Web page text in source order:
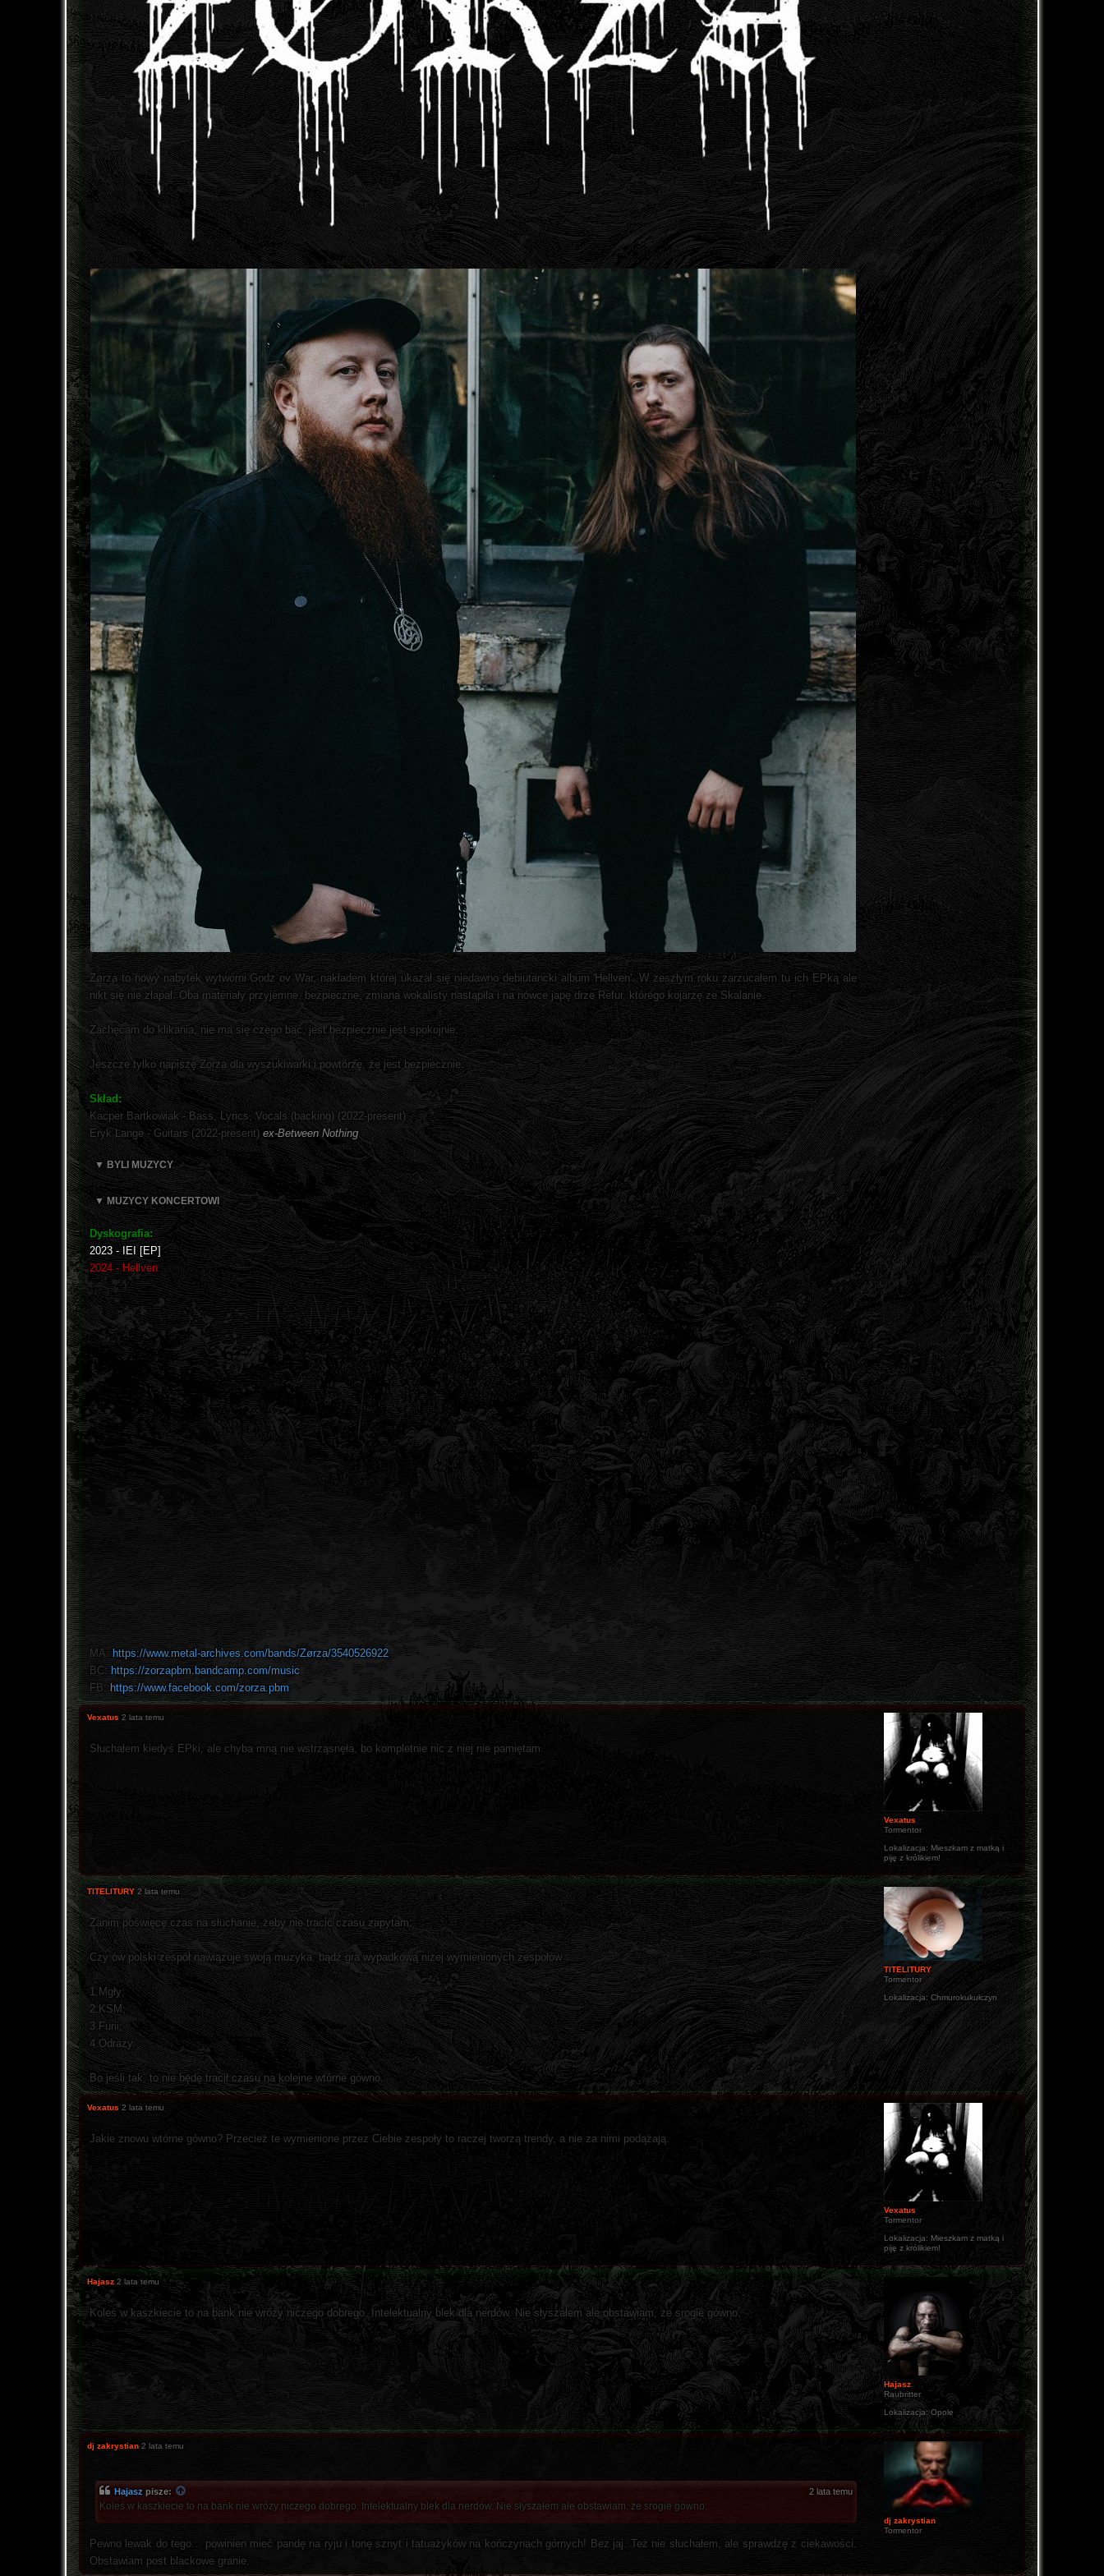
Zørza to nowy nabytek wytwórni Godz ov War, nakładem której ukazał się niedawno debiutancki album 'Hellven'. W zeszłym roku zarzucałem tu ich EPką ale
nikt się nie złapał. Oba materiały przyjemne, bezpieczne, zmiana wokalisty nastąpiła i na nówce japę drze Refur, którego kojarzę ze Skalanie.
Zachęcam do klikania, nie ma się czego bać, jest bezpiecznie jest spokojnie.
Jeszcze tylko napiszę Zorza dla wyszukiwarki i powtórzę, że jest bezpiecznie.
Skład:
Kacper Bartkowiak - Bass, Lyrics, Vocals (backing) (2022-present)
Eryk Lange - Guitars (2022-present) ex-Between Nothing
▼ BYLI MUZYCY
▼ MUZYCY KONCERTOWI
Dyskografia:
2023 - IEI [EP]
2024 - Hellven
MA: https://www.metal-archives.com/bands/Zørza/3540526922
BC: https://zorzapbm.bandcamp.com/music
FB: https://www.facebook.com/zorza.pbm
Vexatus
Tormentor
Lokalizacja: Mieszkam z matką i
piję z królikiem!
Vexatus 2 lata temu
Słuchałem kiedyś EPki, ale chyba mną nie wstrząsnęła, bo kompletnie nic z niej nie pamiętam.
TITELITURY
Tormentor
Lokalizacja: Chmurokukułczyn
TITELITURY 2 lata temu
Zanim poświęcę czas na słuchanie, żeby nie tracić czasu zapytam:
Czy ów polski zespół nawiązuje swoją muzyka, bądź gra wypadkową niżej wymienionych zespołów :
1.Mgły;
2.KSM;
3.Furii;
4.Odrazy.
Bo jeśli tak, to nie będę tracił czasu na kolejne wtórne gówno.
Vexatus
Tormentor
Lokalizacja: Mieszkam z matką i
piję z królikiem!
Vexatus 2 lata temu
Jakie znowu wtórne gówno? Przecież te wymienione przez Ciebie zespoły to raczej tworzą trendy, a nie za nimi podążają.
Hajasz
Raubritter
Lokalizacja:Opole
Hajasz 2 lata temu
Koleś w kaszkiecie to na bank nie wróży niczego dobrego. Intelektualny blek dla nerdów. Nie słyszałem ale obstawiam, że srogie gówno.
dj zakrystian
Tormentor
dj zakrystian 2 lata temu
Hajasz pisze: 2 lata temu
Koleś w kaszkiecie to na bank nie wróży niczego dobrego. Intelektualny blek dla nerdów. Nie słyszałem ale obstawiam, że srogie gówno.
Pewno lewak do tego... powinien mieć pandę na ryju i tonę sznyt i tatuażyków na kończynach górnych! Bez jaj. Też nie słuchałem, ale sprawdzę z ciekawości.
Obstawiam post blackowe granie.